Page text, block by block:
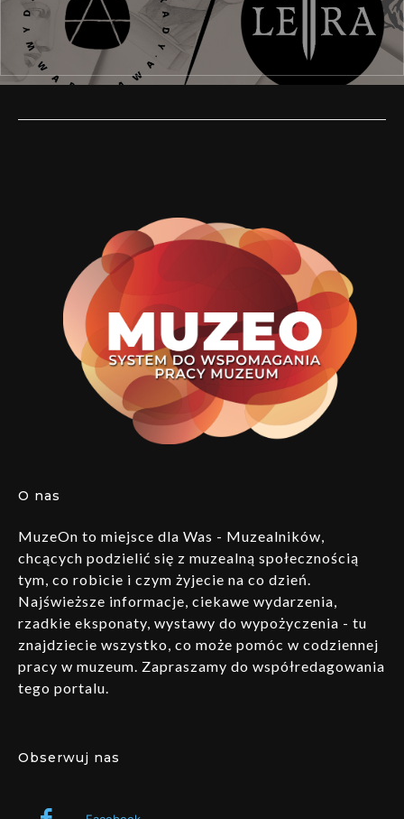
O nas
MuzeOn to miejsce dla Was - Muzealników,
chcących podzielić się z muzealną społecznością
tym, co robicie i czym żyjecie na co dzień.
Najświeższe informacje, ciekawe wydarzenia,
rzadkie eksponaty, wystawy do wypożyczenia - tu
znajdziecie wszystko, co może pomóc w codziennej
pracy w muzeum. Zapraszamy do współredagowania
tego portalu.
Obserwuj nas